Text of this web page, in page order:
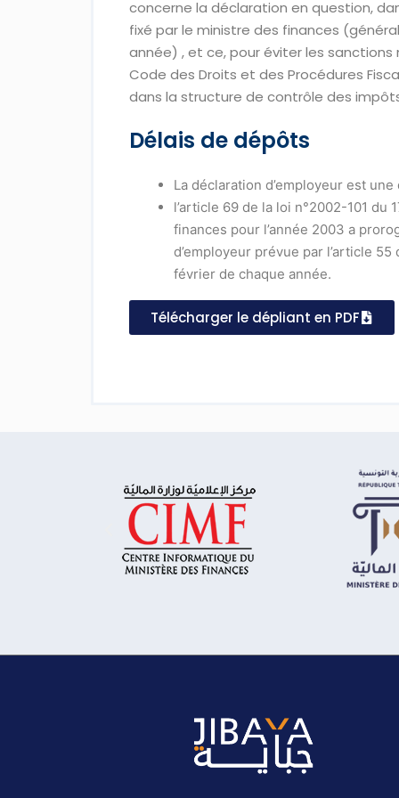
concerne la déclaration en question,
fixé par le ministre des finances
année) , et ce, pour éviter les sanctions
Code des Droits et des Procédures
dans la structure de contrôle des
Délais de dépôts
La déclaration d’employeur est
l’article 69 de la loi n°2002-101
finances pour l’année 2003 a
d’employeur prévue par l’article 55
février de chaque année.
Télécharger le dépliant en PDF